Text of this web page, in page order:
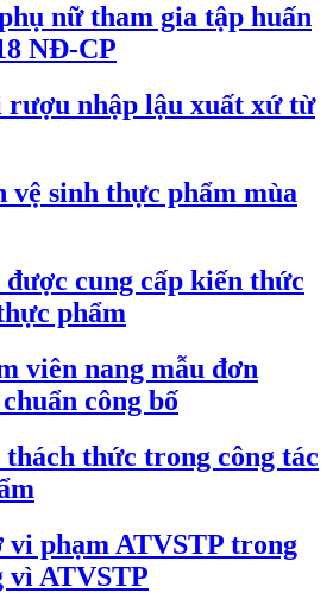
nữ tham gia tập huấn
NĐ-CP
rượu nhập lậu xuất xứ từ
vệ sinh thực phẩm mùa
cung cấp kiến thức
phẩm
viên nang mẫu đơn
công bố
thức trong công tác
vi phạm ATVSTP trong
vì ATVSTP